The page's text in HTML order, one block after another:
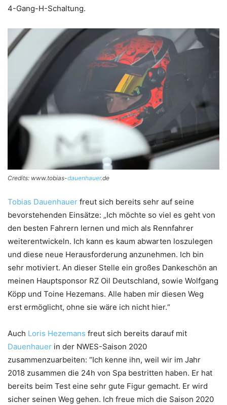
4-Gang-H-Schaltung.
Credits: www.tobias-dauenhauer.de
Tobias Dauenhauer freut sich bereits sehr auf seine
bevorstehenden Einsätze: „Ich möchte so viel es geht von
den besten Fahrern lernen und mich als Rennfahrer
weiterentwickeln. Ich kann es kaum abwarten loszulegen
und diese neue Herausforderung anzunehmen. Ich bin
sehr motiviert. An dieser Stelle ein großes Dankeschön an
meinen Hauptsponsor RZ Oil Deutschland, sowie Wolfgang
Köpp und Toine Hezemans. Alle haben mir diesen Weg
erst ermöglicht, ohne sie wäre ich nicht hier.“
Auch Loris Hezemans freut sich bereits darauf mit
Dauenhauer in der NWES-Saison 2020
zusammenzuarbeiten: “Ich kenne ihn, weil wir im Jahr
2018 zusammen die 24h von Spa bestritten haben. Er hat
bereits beim Test eine sehr gute Figur gemacht. Er wird
sicher seinen Weg gehen. Ich freue mich die Saison 2020